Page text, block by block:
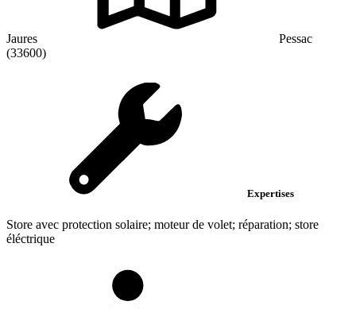
Jaures
Pessac
(33600)
Expertises
Store avec protection solaire; moteur de volet; réparation; store
éléctrique